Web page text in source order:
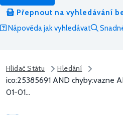
Přepnout na vyhledávání
Nápověda jak vyhledávat
Hlídač Státu Hledání
ico:25385691 AND chyby:vazne
01-01...